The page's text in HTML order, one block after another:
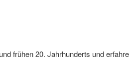
frühen 20. Jahrhunderts und